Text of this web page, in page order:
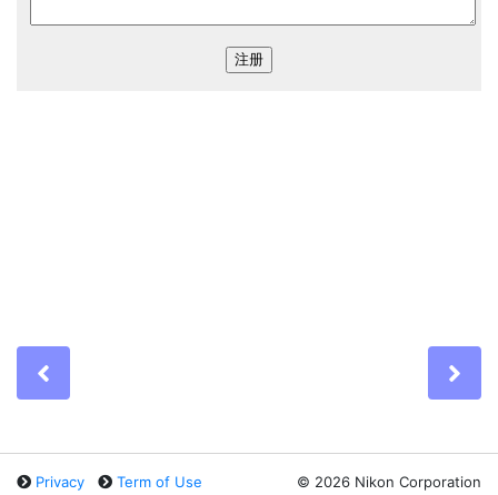
Privacy Term of Use © 2026 Nikon Corporation